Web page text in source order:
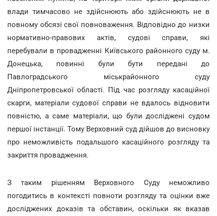
влади тимчасово не здійснюють або здійснюють не в
повному обсязі свої повноваження. Відповідно до низки
нормативно-правових актів, судові справи, які
перебували в провадженні Київського районного суду м.
Донецька, повинні були бути передані до
Павлоградського міськрайонного суду
Дніпропетровської області. Під час розгляду касаційної
скарги, матеріали судової справи не вдалось відновити
повністю, а саме матеріали, що були досліджені судом
першої інстанції. Тому Верховний суд дійшов до висновку
про неможливість подальшого касаційного розгляду та
закриття провадження.
З таким рішенням Верховного Суду неможливо
погодитись в контексті повноти розгляду та оцінки вже
досліджених доказів та обставин, оскільки як вказав